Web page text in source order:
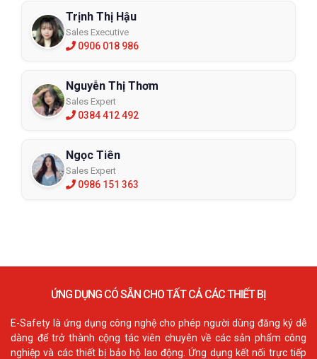
Trịnh Thị Hậu
Sales Executive
0906 018 986
Nguyễn Thị Thơm
Sales Expert
0384 412 492
Ngọc Tiên
Sales Expert
0986 151 363
ỨNG DỤNG CÓ SẴN CHO TẤT CẢ CÁC THIẾT BỊ
E-Safety là ứng dụng công nghệ cho phép người dùng đăng ký dễ
dàng để trở thành cộng tác viên chuyên về các sản phẩm công
nghiệp và các thiết bị bảo hộ lao động. Ứng dụng kết nối trực tiếp